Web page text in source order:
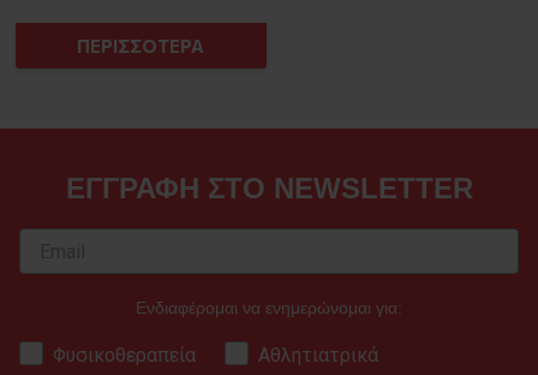
ΠΕΡΙΣΣΟΤΕΡΑ
ΕΓΓΡΑΦΗ ΣΤΟ NEWSLETTER
Ενδιαφέρομαι να ενημερώνομαι για:
Φυσικοθεραπεία
Αθλητιατρικά